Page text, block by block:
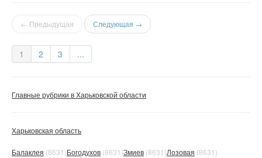
← Предыдущая Следующая →
1 2 3 ...
Главные рубрики в Харьковской области
Харьковская область
Балаклея (8631)Богодухов (8631)Змиев (8631)Лозовая (8631)